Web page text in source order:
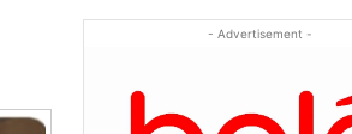
- Advertisement -